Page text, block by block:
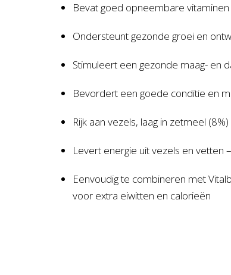
Bevat goed opneembare
Ondersteunt gezonde groei en
Stimuleert een gezonde maag- en
Bevordert een goede conditie en
Rijk aan vezels, laag in zetmeel
Levert energie uit vezels en vetten
Eenvoudig te combineren met
voor extra eiwitten en calorieën